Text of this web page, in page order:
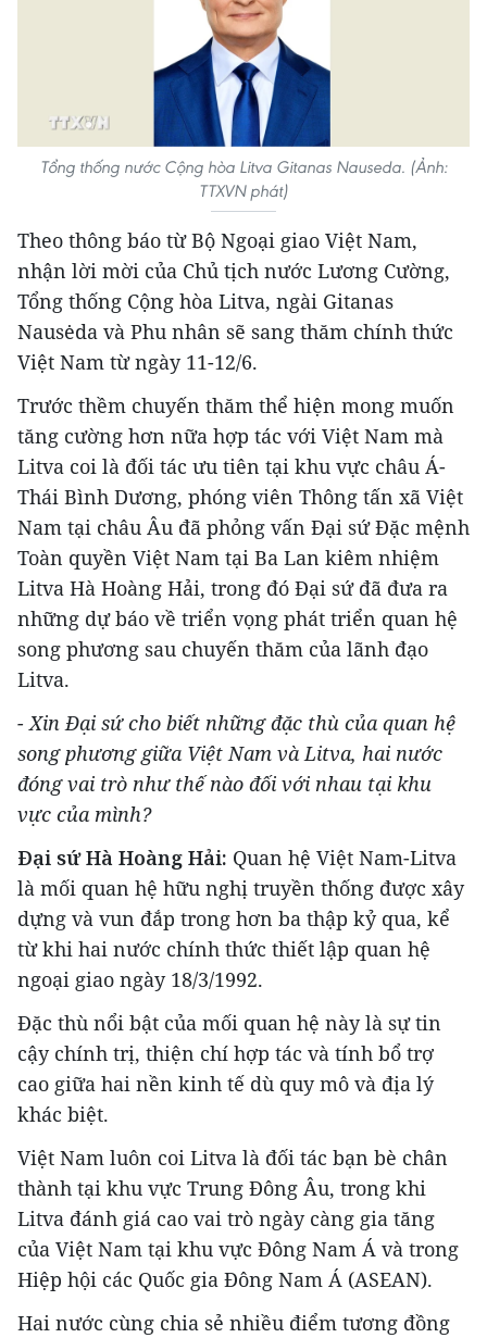
Tổng thống nước Cộng hòa Litva Gitanas Nauseda. (Ảnh:
TTXVN phát)
Theo thông báo từ Bộ Ngoại giao Việt Nam,
nhận lời mời của Chủ tịch nước Lương Cường,
Tổng thống Cộng hòa Litva, ngài Gitanas
Nausėda và Phu nhân sẽ sang thăm chính thức
Việt Nam từ ngày 11-12/6.
Trước thềm chuyến thăm thể hiện mong muốn
tăng cường hơn nữa hợp tác với Việt Nam mà
Litva coi là đối tác ưu tiên tại khu vực châu Á-
Thái Bình Dương, phóng viên Thông tấn xã Việt
Nam tại châu Âu đã phỏng vấn Đại sứ Đặc mệnh
Toàn quyền Việt Nam tại Ba Lan kiêm nhiệm
Litva Hà Hoàng Hải, trong đó Đại sứ đã đưa ra
những dự báo về triển vọng phát triển quan hệ
song phương sau chuyến thăm của lãnh đạo
Litva.
- Xin Đại sứ cho biết những đặc thù của quan hệ
song phương giữa Việt Nam và Litva, hai nước
đóng vai trò như thế nào đối với nhau tại khu
vực của mình?
Đại sứ Hà Hoàng Hải: Quan hệ Việt Nam-Litva
là mối quan hệ hữu nghị truyền thống được xây
dựng và vun đắp trong hơn ba thập kỷ qua, kể
từ khi hai nước chính thức thiết lập quan hệ
ngoại giao ngày 18/3/1992.
Đặc thù nổi bật của mối quan hệ này là sự tin
cậy chính trị, thiện chí hợp tác và tính bổ trợ
cao giữa hai nền kinh tế dù quy mô và địa lý
khác biệt.
Việt Nam luôn coi Litva là đối tác bạn bè chân
thành tại khu vực Trung Đông Âu, trong khi
Litva đánh giá cao vai trò ngày càng gia tăng
của Việt Nam tại khu vực Đông Nam Á và trong
Hiệp hội các Quốc gia Đông Nam Á (ASEAN).
Hai nước cùng chia sẻ nhiều điểm tương đồng